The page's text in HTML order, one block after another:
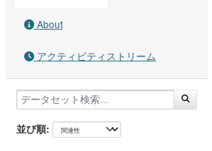
About
アクティビティストリーム
並び順